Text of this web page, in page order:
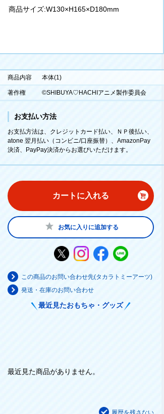
商品サイズ:W130×H165×D180mm
商品内容 本体(1)
著作権 ©SHIBUYA♡HACHIアニメ製作委員会
お支払い方法
お支払方法は、クレジットカード払い、ＮＰ後払い、
atone 翌月払い（コンビニ/口座振替）、AmazonPay
決済、PayPay決済からお選びいただけます。
カートに入れる
お気に入りに追加する
この商品のお問い合わせ先(タカラトミーアーツ)
発送・在庫のお問い合わせ
最近見たおもちゃ・グッズ
履歴を残さない
最近見た商品がありません。